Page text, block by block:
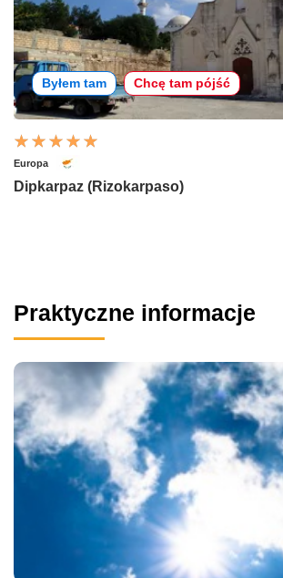
Byłem tam Chcę tam pójść
Europa
Dipkarpaz (Rizokarpaso)
Praktyczne informacje